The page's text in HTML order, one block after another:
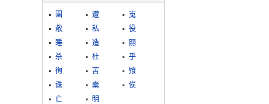
圉 遭
嵬
敞
私
役
睡
造
翮
杀
杜
乎
徇
苦
飧
诛
橐
俟
亡
明